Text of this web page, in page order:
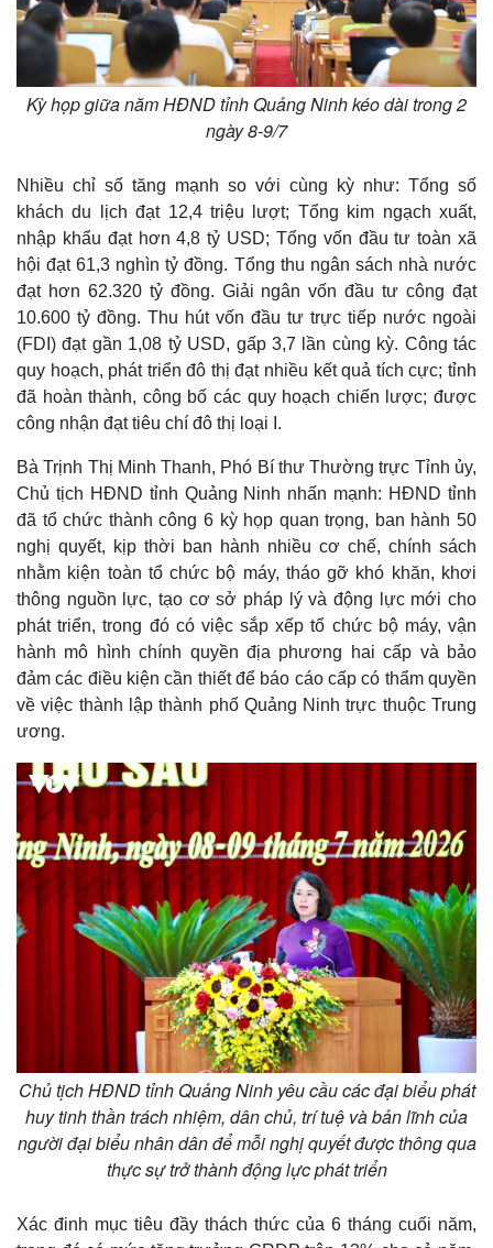
Thế giới
Quan sát
Hồ sơ
Multimedia
Video
E-Magazine
Infographic
Kỳ họp giữa năm HĐND tỉnh Quảng Ninh kéo dài trong 2
ngày 8-9/7
Nhiều chỉ số tăng mạnh so với cùng kỳ như: Tổng số
khách du lịch đạt 12,4 triệu lượt; Tổng kim ngạch xuất,
nhập khẩu đạt hơn 4,8 tỷ USD; Tổng vốn đầu tư toàn xã
hội đạt 61,3 nghìn tỷ đồng. Tổng thu ngân sách nhà nước
đạt hơn 62.320 tỷ đồng. Giải ngân vốn đầu tư công đạt
10.600 tỷ đồng. Thu hút vốn đầu tư trực tiếp nước ngoài
(FDI) đạt gần 1,08 tỷ USD, gấp 3,7 lần cùng kỳ. Công tác
quy hoạch, phát triển đô thị đạt nhiều kết quả tích cực; tỉnh
đã hoàn thành, công bố các quy hoạch chiến lược; được
công nhận đạt tiêu chí đô thị loại I.
Bà Trịnh Thị Minh Thanh, Phó Bí thư Thường trực Tỉnh ủy,
Chủ tịch HĐND tỉnh Quảng Ninh nhấn mạnh: HĐND tỉnh
đã tổ chức thành công 6 kỳ họp quan trọng, ban hành 50
nghị quyết, kịp thời ban hành nhiều cơ chế, chính sách
nhằm kiện toàn tổ chức bộ máy, tháo gỡ khó khăn, khơi
thông nguồn lực, tạo cơ sở pháp lý và động lực mới cho
phát triển, trong đó có việc sắp xếp tổ chức bộ máy, vận
hành mô hình chính quyền địa phương hai cấp và bảo
đảm các điều kiện cần thiết để báo cáo cấp có thẩm quyền
về việc thành lập thành phố Quảng Ninh trực thuộc Trung
ương.
Chủ tịch HĐND tỉnh Quảng Ninh yêu cầu các đại biểu phát
huy tinh thần trách nhiệm, dân chủ, trí tuệ và bản lĩnh của
người đại biểu nhân dân để mỗi nghị quyết được thông qua
thực sự trở thành động lực phát triển
Xác đinh mục tiêu đầy thách thức của 6 tháng cuối năm,